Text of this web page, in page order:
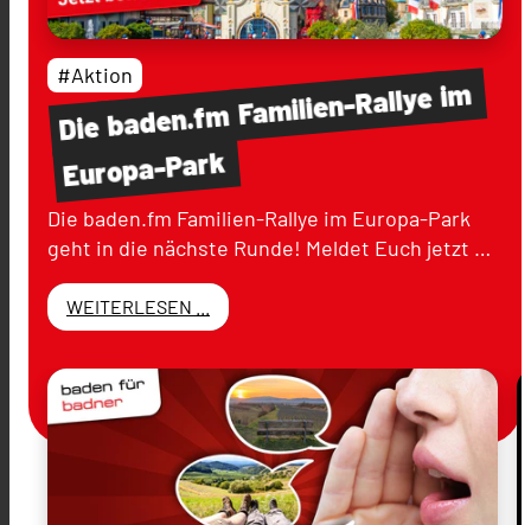
Diebaden.fmFamilien-Rallyeim
Europa-Park
#Aktion
Die baden.fm Familien-Rallye im Europa-Park
geht in die nächste Runde! Meldet Euch jetzt …
WEITERLESEN ...